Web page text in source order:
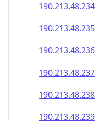
190.213.48.234
190.213.48.235
190.213.48.236
190.213.48.237
190.213.48.238
190.213.48.239